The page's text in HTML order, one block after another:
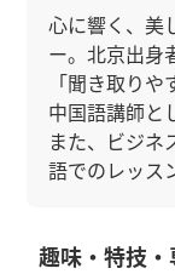
心に響く、美
ー。北京出身
「聞き取り
中国語講師と
また、ビジネ
語でのレッス
趣味・特技